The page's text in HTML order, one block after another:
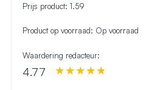
Prijs product: 1.59
Product op voorraad: Op voorraad
Waardering redacteur:
4.77